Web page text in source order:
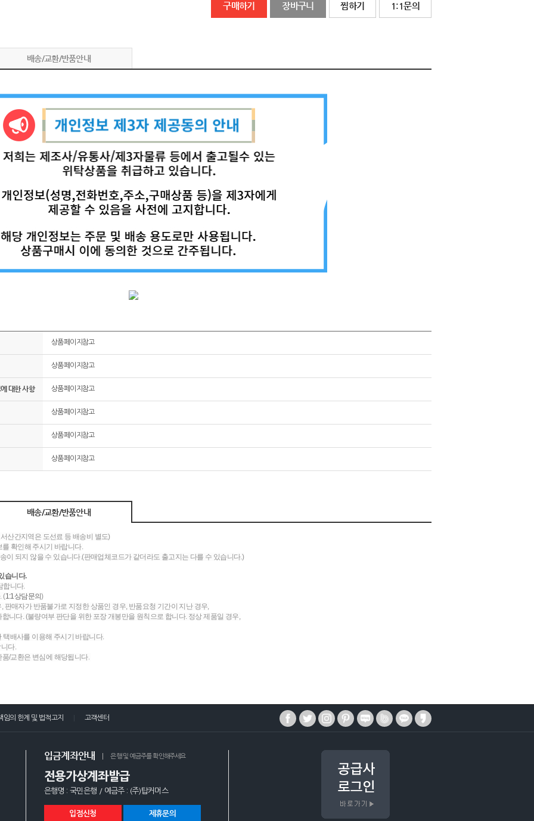
구매하기 장바구니 찜하기 1:1문의
배송/교환/반품안내
상품페이지참고
상품페이지참고
대한 사항 상품페이지참고
상품페이지참고
상품페이지참고
상품페이지참고
배송/교환/반품안내
산간지역은 도선료 등 배송비 별도)
확인해 주시기 바랍니다.
이 되지 않을 수 있습니다.(판매업체코드가 같더라도 출고지는 다를 수 있습니다.)
습니다.
합니다.
(1:1상담문의)
매자가 반품불가로 지정한 상품인 경우, 반품요청 기간이 지난 경우,
다. (불량여부 판단을 위한 포장 개봉만을 원칙으로 합니다. 정상 제품일 경우,
택배사를 이용해 주시기 바랍니다.
다.
/교환은 변심에 해당됩니다.
임의 한계 및 법적고지 고객센터
입금계좌안내 은행 및 예금주를 확인해주세요
전용가상계좌발급
은행명 : 국민은행 / 예금주 : (주)탑커머스
입점신청 제휴문의